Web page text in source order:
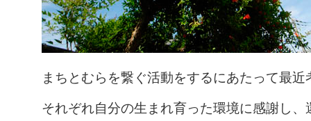
まちとむらを繋ぐ活動をするにあたって最
それぞれ自分の生まれ育った環境に感謝し、